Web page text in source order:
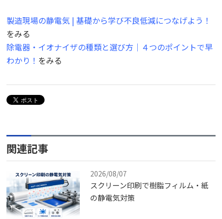
製造現場の静電気 | 基礎から学び不良低減につなげよう！
をみる
除電器・イオナイザの種類と選び方｜４つのポイントで早
わかり！ をみる
関連記事
2026/08/07
スクリーン印刷で樹脂フィルム・紙
の静電気対策